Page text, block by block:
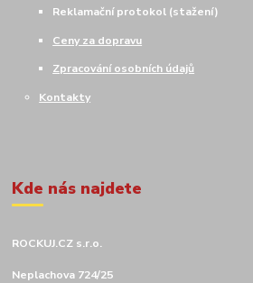
Reklamační protokol (stažení)
Ceny za dopravu
Zpracování osobních údajů
Kontakty
Kde nás najdete
ROCKUJ.CZ s.r.o.
Neplachova 724/25